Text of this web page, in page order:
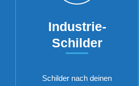
Industrie-
Schilder
Schilder nach deinen